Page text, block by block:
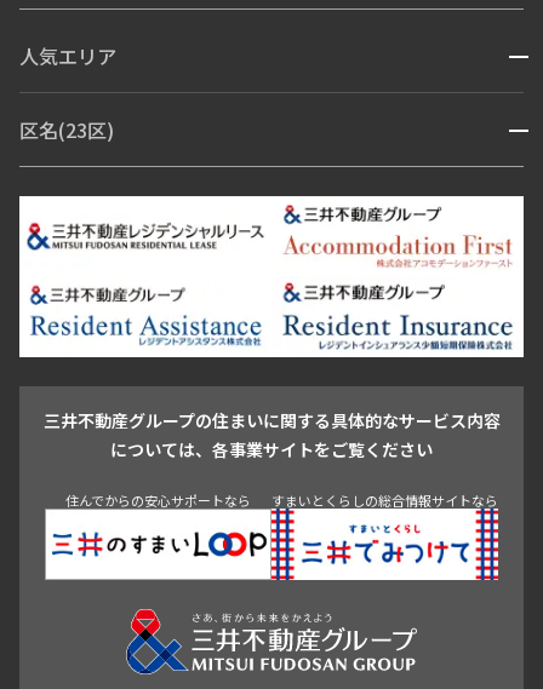
ブランドマンション
人気エリア 開閉
青山・表参道・原宿
市ヶ谷・神楽坂・飯田橋
三田・芝・浜松町
芝浦・汐留・品川
月島・勝どき・豊洲
本郷・春日・小石川
目白・高田馬場・早稲田
池尻大橋・三軒茶屋
祐天寺・学芸大学・自由が丘
駒沢・用賀・二子玉川
成城・砧
池袋・板橋・王子
青山 渋谷 東京・大手町 新宿 品川
目黒・中目黒
区名(23区) 開閉
江東区 台東区 墨田区
中野区
豊島区
杉並区 板橋区 練馬区 荒川区
足立区
葛飾区
江戸川区
三井不動産グループの住まいに関する具体的なサービス内容
については、各事業サイトをご覧ください
住んでからの安心サポートなら すまいとくらしの総合情報サイトなら